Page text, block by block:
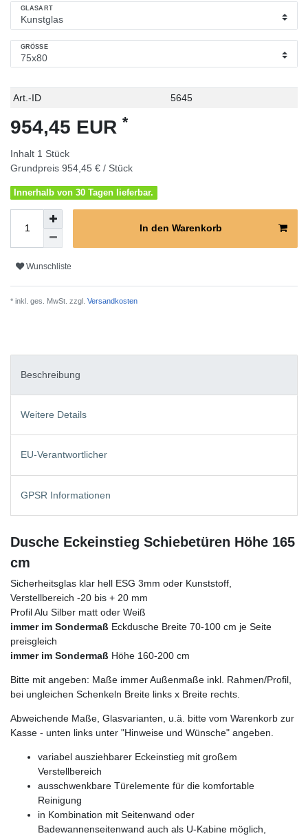
GLASART
GRÖSSE
Technisches
Wert
Art.-ID 5645
954,45 EUR *
Inhalt 1 Stück
Grundpreis 954,45 € / Stück
Innerhalb von 30 Tagen lieferbar.
In den Warenkorb
Wunschliste
* inkl. ges. MwSt. zzgl. Versandkosten
Beschreibung
Weitere Details
EU-Verantwortlicher
GPSR Informationen
Dusche Eckeinstieg Schiebetüren Höhe 165
cm
Sicherheitsglas klar hell ESG 3mm oder Kunststoff,
Verstellbereich -20 bis + 20 mm
Profil Alu Silber matt oder Weiß
immer im Sondermaß Eckdusche Breite 70-100 cm je Seite
preisgleich
immer im Sondermaß Höhe 160-200 cm
Bitte mit angeben: Maße immer Außenmaße inkl. Rahmen/Profil,
bei ungleichen Schenkeln Breite links x Breite rechts.
Abweichende Maße, Glasvarianten, u.ä. bitte vom Warenkorb zur
Kasse - unten links unter "Hinweise und Wünsche" angeben.
variabel ausziehbarer Eckeinstieg mit großem
Verstellbereich
ausschwenkbare Türelemente für die komfortable
Reinigung
in Kombination mit Seitenwand oder
Badewannenseitenwand auch als U-Kabine möglich,